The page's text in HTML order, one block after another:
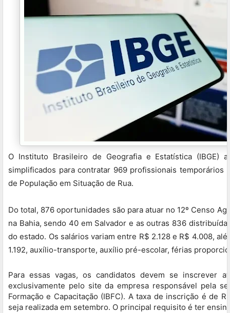
O Instituto Brasileiro de Geografia e Estatística (IBGE)
simplificados para contratar 969 profissionais temporários
de População em Situação de Rua.
Do total, 876 oportunidades são para atuar no 12º Censo
na Bahia, sendo 40 em Salvador e as outras 836
do estado. Os salários variam entre R$ 2.128 e R$ 4.008,
1.192, auxílio-transporte, auxílio pré-escolar, férias
Para essas vagas, os candidatos devem se inscrever
exclusivamente pelo site da empresa responsável pela
Formação e Capacitação (IBFC). A taxa de inscrição é de
seja realizada em setembro. O principal requisito é ter